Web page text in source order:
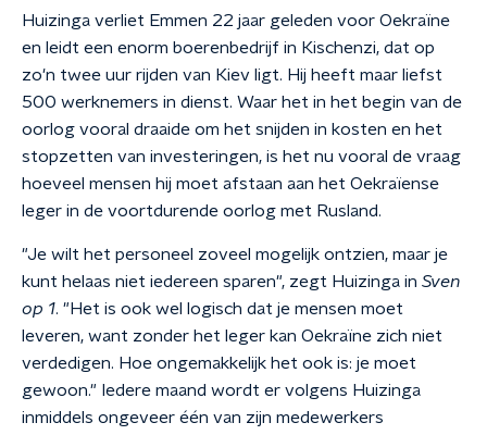
Huizinga verliet Emmen 22 jaar geleden voor Oekraïne
en leidt een enorm boerenbedrijf in Kischenzi, dat op
zo'n twee uur rijden van Kiev ligt. Hij heeft maar liefst
500 werknemers in dienst. Waar het in het begin van de
oorlog vooral draaide om het snijden in kosten en het
stopzetten van investeringen, is het nu vooral de vraag
hoeveel mensen hij moet afstaan aan het Oekraïense
leger in de voortdurende oorlog met Rusland.
"Je wilt het personeel zoveel mogelijk ontzien, maar je
kunt helaas niet iedereen sparen", zegt Huizinga in Sven
op 1. "Het is ook wel logisch dat je mensen moet
leveren, want zonder het leger kan Oekraïne zich niet
verdedigen. Hoe ongemakkelijk het ook is: je moet
gewoon." Iedere maand wordt er volgens Huizinga
inmiddels ongeveer één van zijn medewerkers